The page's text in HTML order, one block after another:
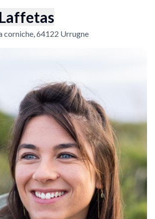
corniche, 64122 Urrugne